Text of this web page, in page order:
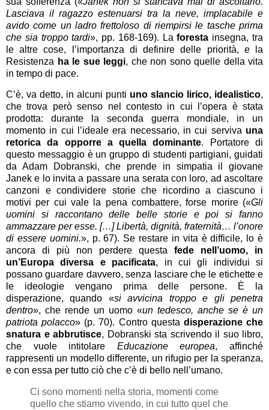
Lasciava il ragazzo estenuarsi tra la neve, implacabile e
avido come un ladro frettoloso di riempirsi le tasche prima
che sia troppo tardi», pp. 168-169). Laforesta insegna, tra
le altre cose, l’importanza di definire delle priorità, e la
Resistenza ha le sue leggi, che non sono quelle della vita
in tempo di pace.
C’è, va detto, in alcuni punti uno slancio lirico, idealistico,
che trova però senso nel contesto in cui l’opera è stata
prodotta: durante la seconda guerra mondiale, in un
momento in cui l’ideale era necessario, in cui serviva una
retorica da opporre a quella dominante. Portatore di
questo messaggio è un gruppo di studenti partigiani, guidati
da Adam Dobranski, che prende in simpatia il giovane
Janek e lo invita a passare una serata con loro, ad ascoltare
canzoni e condividere storie che ricordino a ciascuno i
motivi per cui vale la pena combattere, forse morire («Gli
uomini si raccontano delle belle storie e poi si fanno
ammazzare per esse. […] Libertà, dignità, fraternità… l’onore
di essere uomini.», p. 67). Se restare in vita è difficile, lo è
ancora di più non perdere questa fede nell’uomo, in
un’Europa diversa e pacificata, in cui gli individui si
possano guardare davvero, senza lasciare che le etichette e
le ideologie vengano prima delle persone. È la
disperazione, quando «si avvicina troppo e gli penetra
dentro», che rende un uomo «un tedesco, anche se è un
patriota polacco» (p. 70). Contro questa disperazione che
snatura e abbrutisce, Dobranski sta scrivendo il suo libro,
che vuole intitolare Educazione europea, affinché
rappresenti un modello differente, un rifugio per la speranza,
e con essa per tutto ciò che c’è di bello nell’umano.
Ci sono momenti nella storia, momenti come
quello che stiamo vivendo, in cui tutto quel che